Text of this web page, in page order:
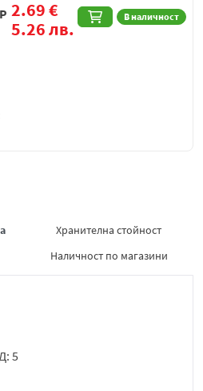
В наличност
2.69€
5.26лв.
Хранителна стойност
Наличност по магазини
5